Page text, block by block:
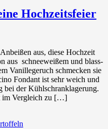
Hochzeitsfeier
aus, diese Hochzeit
aus schneeweißem und blass-
Vanillegeruch schmecken sie
Fondant ist sehr weich und
bei der Kühlschranklagerung.
im Vergleich zu […]